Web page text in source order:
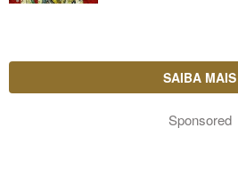
SAIBA MAIS
Sponsored